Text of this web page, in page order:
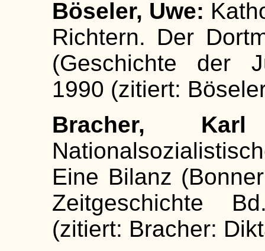
Böseler, Uwe:
Richtern. Der
(Geschichte der
1990 (zitiert:
Bracher,
Eine Bilanz
Zeitgeschichte
(zitiert: Bracher: